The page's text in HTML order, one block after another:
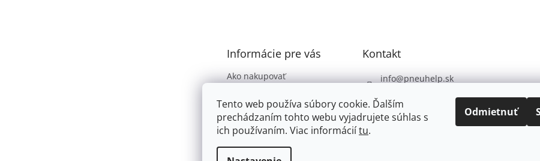
Tento web používa súbory cookie. Ďalším
prechádzaním tohto webu vyjadrujete súhlas s
ich používaním. Viac informáciítu.
Odmietnuť
Informácie pre vás
Ako nakupovať
Podmienky ochrany
osobných údajov
Kontakt
info@pneuhelp.sk